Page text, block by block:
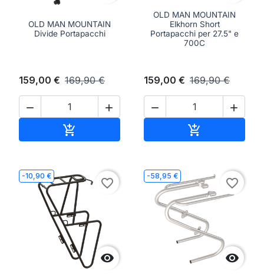
OLD MAN MOUNTAIN
Divide Portapacchi
159,00 € 169,90 €
 

OLD MAN MOUNTAIN
Elkhorn Short
Portapacchi per 27.5" e
700C
159,00 € 169,90 €
 

-10,90 €

favorite_border
-58,95 €

favorite_border